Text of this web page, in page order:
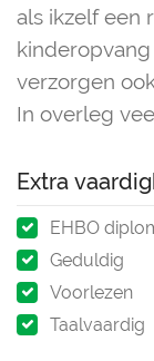
als ikzelf een
verzorgen
In overleg
Extra
EHBO
Geduldig
Voorlezen
Taalvaardig